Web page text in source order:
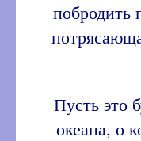
Пусть это
океана, о